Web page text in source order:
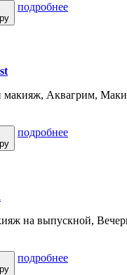
подробнее
Аквагрим,
подробнее
на выпускной,
подробнее